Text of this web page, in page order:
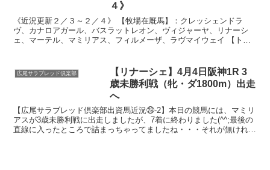
４》
《近況更新２／３～２／４》 【牧場在厩馬】：クレッシェンドラ
ヴ、カナロアガール、バスラットレオン、ヴィジャーヤ、リナーシ
ェ、マーテル、マミリアス、フィルメーザ、ラヴマイウェイ 【トレ
広尾サラブレッド倶楽部
【リナーシェ】4月4日阪神1R 3
歳未勝利戦（牝・ダ1800m）出走
へ
【広尾サラブレッド倶楽部出資馬近況㉘-2】本日の競馬には、マミリ
アスが3歳未勝利戦に出走しましたが、7着に終わりました(^^;最後の
直線に入ったところで詰まっちゃってましたね・・・それが無ければ